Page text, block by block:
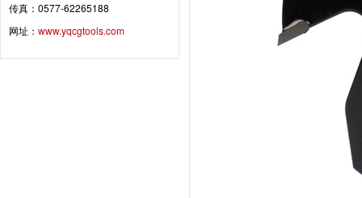
传真：0577-62265188
网址： www.yqcgtools.com